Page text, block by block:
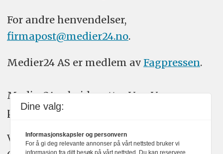
For andre henvendelser,
firmapost@medier24.no.
Medier24 AS er medlem av Fagpressen.
Medier24 arbeider etter Vær Varsom-
plakatens regler for god presseskikk.
Vi bruker KI-verktøy som ChatGPT,
Dine valg:
Informasjonskapsler og personvern
For å gi deg relevante annonser på vårt nettsted bruker vi
informasjon fra ditt besøk på vårt nettsted. Du kan reservere